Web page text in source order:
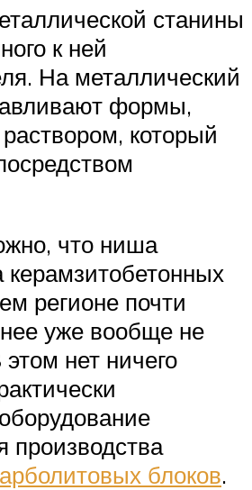
станины
к ней
На металлический
формы,
который
что ниша
керамзитобетонных
регионе почти
уже вообще не
нет ничего
производства
блоков.